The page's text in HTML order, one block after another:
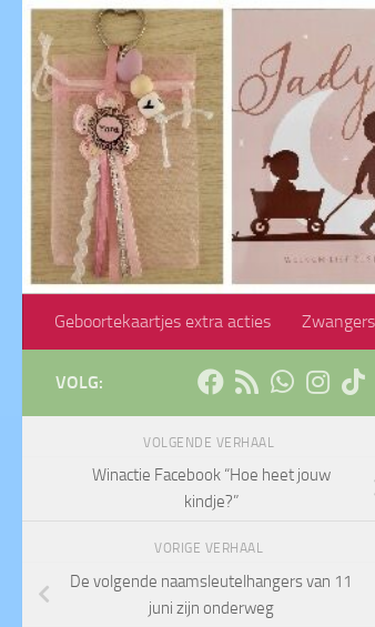
Doorgaan naar inhoud
Geboortekaartjes extra acties
VOLG:
VOLGENDE VERHAAL
Winactie Facebook “Hoe heet jouw
kindje?”
VORIGE VERHAAL
De volgende naamsleutelhangers van 11
juni zijn onderweg